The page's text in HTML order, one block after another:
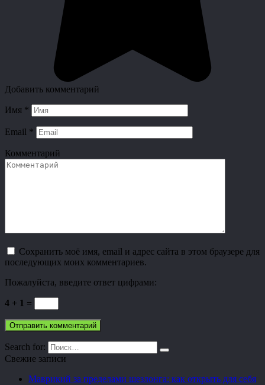
Добавить комментарий
Имя *
Email *
Комментарий
Сохранить моё имя, email и адрес сайта в этом браузере для
последующих моих комментариев.
Пожалуйста, введите ответ цифрами:
4 + 1 =
Search for:
Свежие записи
Маврикий за пределами шезлонга: как открыть для себя